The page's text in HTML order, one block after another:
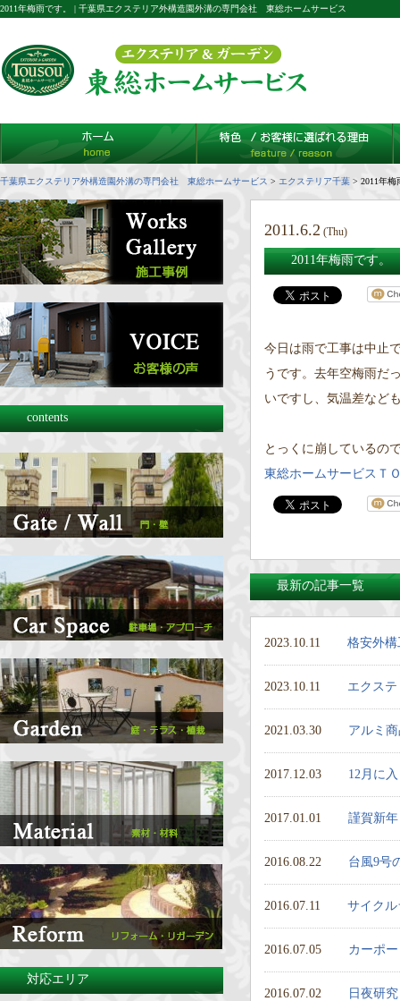
2011年梅雨です。 | 千葉県エクステリア外構造園外溝の専門会社 東総ホームサービス
千葉県エクステリア外構造園外溝の専門会社 東総ホームサービス > エクステリア千葉 > 2011年梅
2011.6.2 (Thu)
2011年梅雨です。
今日は雨で工事は中止
うです。去年空梅雨だ
いですし、気温差など
とっくに崩しているの
東総ホームサービスＴ
最新の記事一覧
2023.10.11 格安外
2023.10.11 エクス
2021.03.30 アルミ
2017.12.03 12月に
2017.01.01 謹賀新年
2016.08.22 台風9号
2016.07.11 サイク
2016.07.05 カーポ
2016.07.02 日夜研
contents
対応エリア